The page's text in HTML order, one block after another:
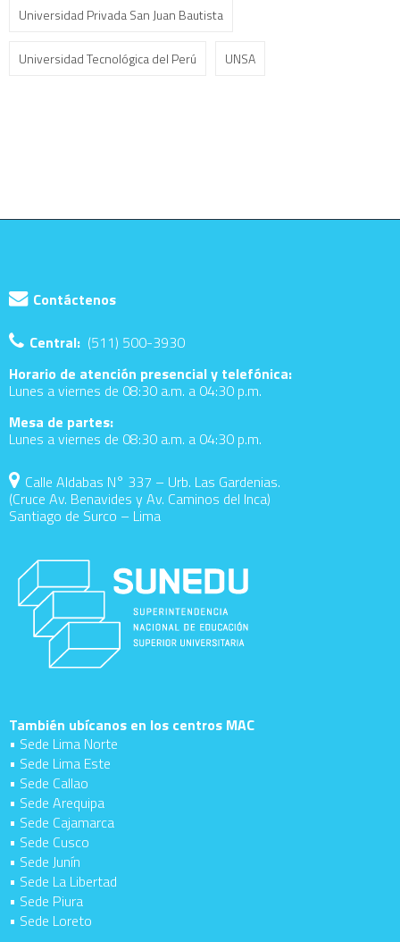
Universidad Privada San Juan Bautista
Universidad Tecnológica del Perú UNSA
Contáctenos
Central: (511) 500-3930
Horario de atención presencial y telefónica:
Lunes a viernes de 08:30 a.m. a 04:30 p.m.
Mesa de partes:
Lunes a viernes de 08:30 a.m. a 04:30 p.m.
Calle Aldabas N° 337 – Urb. Las Gardenias.
(Cruce Av. Benavides y Av. Caminos del Inca)
Santiago de Surco – Lima
También ubícanos en los centros MAC
• Sede Lima Norte
• Sede Lima Este
• Sede Callao
• Sede Arequipa
• Sede Cajamarca
• Sede Cusco
• Sede Junín
• Sede La Libertad
• Sede Piura
• Sede Loreto